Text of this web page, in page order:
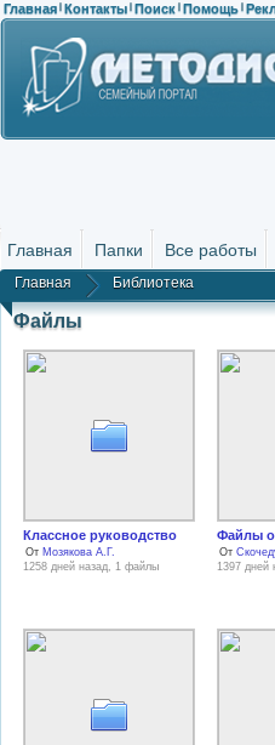
Главная | Контакты | Поиск | Помощь |
Главная Папки Все работы
Главная Библиотека
Файлы
Классное руководство
От Мозякова А.Г.
1258 дней назад, 1 файлы
Файлы
От
1397 дней